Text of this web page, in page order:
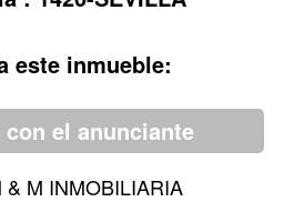
este inmueble:
el anunciante
& M INMOBILIARIA